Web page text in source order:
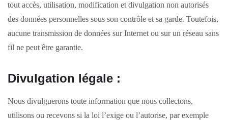
tout accès, utilisation, modification et divulgation non autorisés
des données personnelles sous son contrôle et sa garde. Toutefois,
aucune transmission de données sur Internet ou sur un réseau sans
fil ne peut être garantie.
Divulgation légale :
Nous divulguerons toute information que nous collectons,
utilisons ou recevons si la loi l’exige ou l’autorise, par exemple